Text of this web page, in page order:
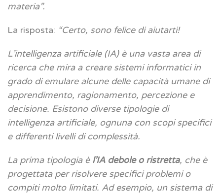
materia”.
La risposta: “Certo, sono felice di aiutarti!
L’intelligenza artificiale (IA) è una vasta area di
ricerca che mira a creare sistemi informatici in
grado di emulare alcune delle capacità umane di
apprendimento, ragionamento, percezione e
decisione. Esistono diverse tipologie di
intelligenza artificiale, ognuna con scopi specifici
e differenti livelli di complessità.
La prima tipologia è l’IA debole o ristretta, che è
progettata per risolvere specifici problemi o
compiti molto limitati. Ad esempio, un sistema di